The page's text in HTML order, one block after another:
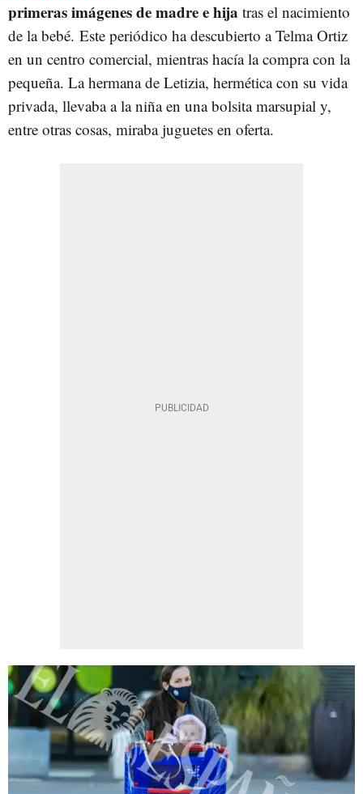
primeras imágenes de madre e hija tras el nacimiento
de la bebé. Este periódico ha descubierto a Telma Ortiz
en un centro comercial, mientras hacía la compra con la
pequeña. La hermana de Letizia, hermética con su vida
privada, llevaba a la niña en una bolsita marsupial y,
entre otras cosas, miraba juguetes en oferta.